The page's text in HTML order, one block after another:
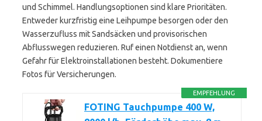
und Schimmel. Handlungsoptionen sind klare Prioritäten.
Entweder kurzfristig eine Leihpumpe besorgen oder den
Wasserzufluss mit Sandsäcken und provisorischen
Abflusswegen reduzieren. Ruf einen Notdienst an, wenn
Gefahr für Elektroinstallationen besteht. Dokumentiere
Fotos für Versicherungen.
EMPFEHLUNG
FOTING Tauchpumpe 400 W,